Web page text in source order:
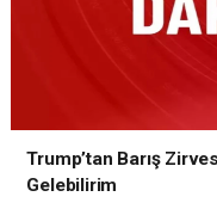
Trump’tan Barış
Gelebilirim